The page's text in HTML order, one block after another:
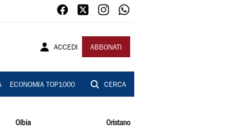
ACCEDI ABBONATI
ECONOMIA TOP1000 CERCA
Olbia Oristano